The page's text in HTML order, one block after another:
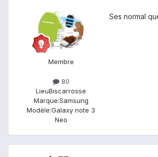
Membre
80
LieuBiscarrosse
Marque:Samsung
Modèle:Galaxy note 3
Neo
Ses normal